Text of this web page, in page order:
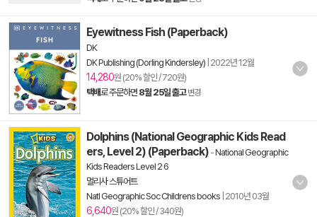
Eyewitness Fish (Paperback)
DK
DK Publishing (Dorling Kindersley) 2022년 12월
14,280원 (20% 할인 / 720원)
택배로 주문하면 8월 25일 출고 변경
Dolphins (National Geographic Kids Read
ers, Level 2) (Paperback) -National Geographic
Kids Readers Level 2 6
멀리사 스튜어트
Natl Geographic Soc Childrens books 2010년 03월
6,640원 (20% 할인 / 340원)